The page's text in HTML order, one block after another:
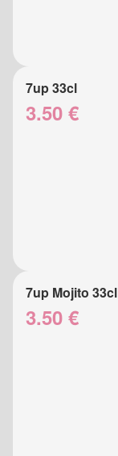
7up 33cl
3.50 €
7up Mojito 33cl
3.50 €